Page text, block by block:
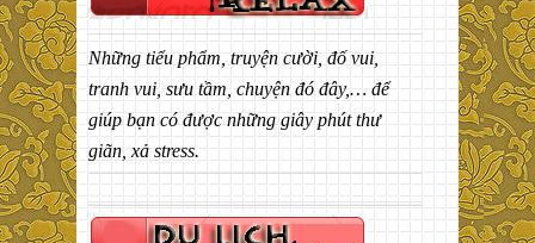
Những tiểu phẩm, truyện cười, đố vui,
tranh vui, sưu tầm, chuyện đó đây,… để
giúp bạn có được những giây phút thư
giãn, xả stress.